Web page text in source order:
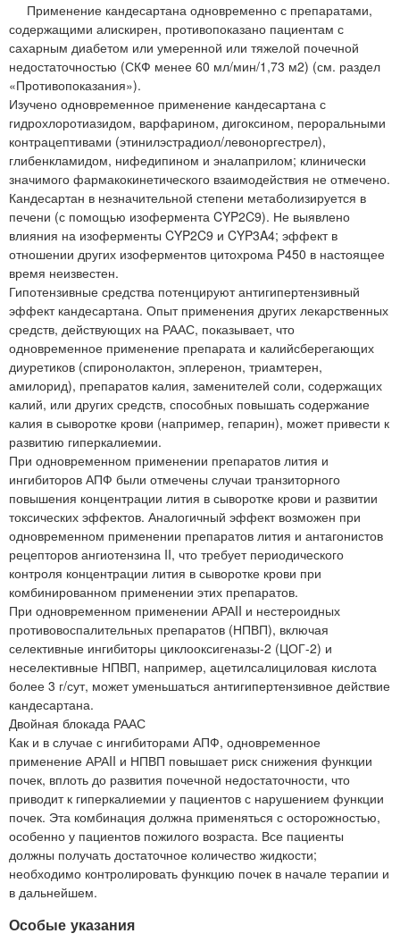
Применение кандесартана одновременно с препаратами,
содержащими алискирен, противопоказано пациентам с
сахарным диабетом или умеренной или тяжелой почечной
недостаточностью (СКФ менее 60 мл/мин/1,73 м2) (см. раздел
«Противопоказания»).
Изучено одновременное применение кандесартана с
гидрохлоротиазидом, варфарином, дигоксином, пероральными
контрацептивами (этинилэстрадиол/левоноргестрел),
глибенкламидом, нифедипином и эналаприлом; клинически
значимого фармакокинетического взаимодействия не отмечено.
Кандесартан в незначительной степени метаболизируется в
печени (с помощью изофермента CYP2C9). Не выявлено
влияния на изоферменты CYP2C9 и CYP3A4; эффект в
отношении других изоферментов цитохрома P450 в настоящее
время неизвестен.
Гипотензивные средства потенцируют антигипертензивный
эффект кандесартана. Опыт применения других лекарственных
средств, действующих на РААС, показывает, что
одновременное применение препарата и калийсберегающих
диуретиков (спиронолактон, эплеренон, триамтерен,
амилорид), препаратов калия, заменителей соли, содержащих
калий, или других средств, способных повышать содержание
калия в сыворотке крови (например, гепарин), может привести к
развитию гиперкалиемии.
При одновременном применении препаратов лития и
ингибиторов АПФ были отмечены случаи транзиторного
повышения концентрации лития в сыворотке крови и развитии
токсических эффектов. Аналогичный эффект возможен при
одновременном применении препаратов лития и антагонистов
рецепторов ангиотензина II, что требует периодического
контроля концентрации лития в сыворотке крови при
комбинированном применении этих препаратов.
При одновременном применении АРАII и нестероидных
противовоспалительных препаратов (НПВП), включая
селективные ингибиторы циклооксигеназы-2 (ЦОГ-2) и
неселективные НПВП, например, ацетилсалициловая кислота
более 3 г/сут, может уменьшаться антигипертензивное действие
кандесартана.
Двойная блокада РААС
Как и в случае с ингибиторами АПФ, одновременное
применение АРАII и НПВП повышает риск снижения функции
почек, вплоть до развития почечной недостаточности, что
приводит к гиперкалиемии у пациентов с нарушением функции
почек. Эта комбинация должна применяться с осторожностью,
особенно у пациентов пожилого возраста. Все пациенты
должны получать достаточное количество жидкости;
необходимо контролировать функцию почек в начале терапии и
в дальнейшем.
Особые указания